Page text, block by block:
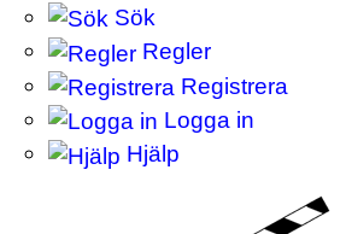
Sök
Regler
Registrera
Logga in
Hjälp